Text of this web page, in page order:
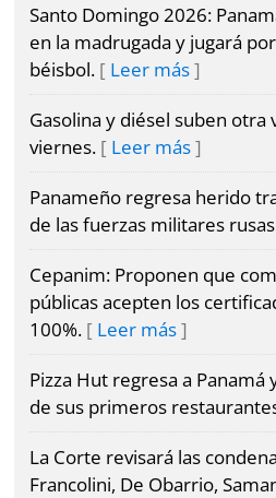
Santo Domingo 2026:
en la madrugada y jugará
béisbol.
Leer más
Gasolina y diésel suben otra
viernes.
Leer más
Panameño regresa herido
de las fuerzas militares
Cepanim: Proponen que
públicas acepten los
100%.
Leer más
Pizza Hut regresa a
de sus primeros
La Corte revisará las
Francolini, De Obarrio,